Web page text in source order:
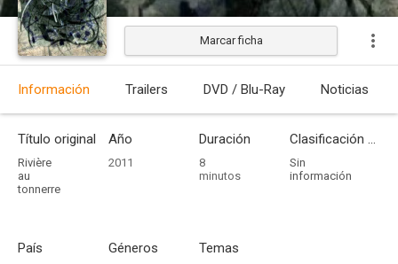
Marcar ficha
Información Trailers DVD / Blu-Ray Noticias
Título original
Rivière
au
tonnerre
Año
2011
Duración
8
minutos
Clasificación por edades
Sin
información
País Géneros Temas